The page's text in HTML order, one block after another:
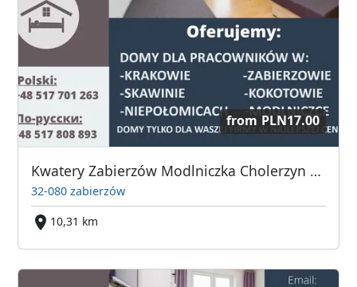
from PLN17.00
Kwatery Zabierzów Modlniczka Cholerzyn Morawica
32-080 zabierzów
10,31 km